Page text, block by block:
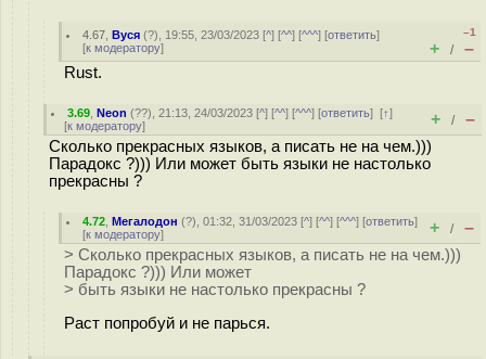
4.67 ,Вуся (?), 19:55, 23/03/2023 [^] [^^] [^^^] [ответить]
[к модератору]
–1
+ / –
Rust.
3.69 ,Neon (??), 21:13, 24/03/2023 [^] [^^] [^^^] [ответить][↑]
[к модератору] + / –
Сколько прекрасных языков, а писать не на чем.)))
Парадокс ?))) Или может быть языки не настолько
прекрасны ?
4.72 ,Мегалодон (?), 01:32, 31/03/2023 [^] [^^] [^^^] [ответить]
[к модератору] + / –
> Сколько прекрасных языков, а писать не на чем.)))
Парадокс ?))) Или может
> быть языки не настолько прекрасны ?
Раст попробуй и не парься.